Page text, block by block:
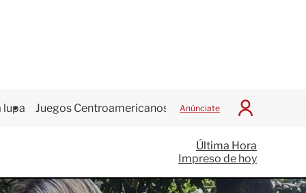
lupa Juegos Centroamericanos Anúnciate
I
c
i
a
Última Hora
Impreso de hoy